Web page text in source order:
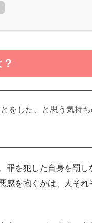
をした、と思う気持ち
罪を犯した自身を罰
感を抱くかは、人そ